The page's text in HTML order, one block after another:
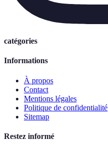
catégories
Informations
À propos
Contact
Mentions légales
Politique de confidentialité
Sitemap
Restez informé